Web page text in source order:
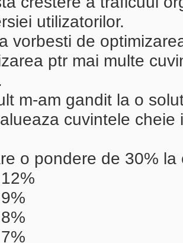
utilizatorilor.
vorbesti de
ptr mai multe
m-am gandit la o
cuvintele
o pondere de 30% la